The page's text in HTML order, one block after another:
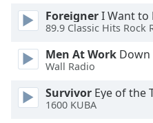
Opacity
Text
Background
ForeignerI Want to
89.9 Classic Hits Rock
Men At Work
Wall Radio
Survivor Eye of the
1600 KUBA